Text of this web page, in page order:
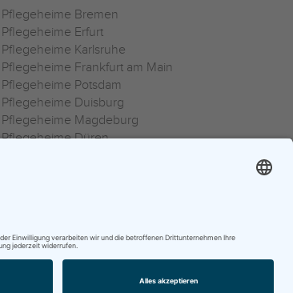
Pflegeheime Bremen
Pflegeheime Erfurt
Pflegeheime Karlsruhe
Pflegeheime Frankfurt am Main
Pflegeheime Potsdam
Pflegeheime Duisburg
Pflegeheime Magdeburg
Pflegeheime Düren
0800 800 666 0